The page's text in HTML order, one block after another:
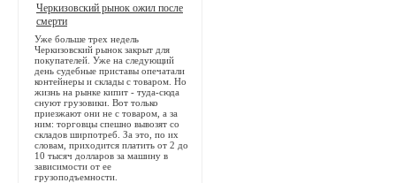
Черкизовский рынок ожил после
смерти
Уже больше трех недель
Черкизовский рынок закрыт для
покупателей. Уже на следующий
день судебные приставы опечатали
контейнеры и склады с товаром. Но
жизнь на рынке кипит - туда-сюда
снуют грузовики. Вот только
приезжают они не с товаром, а за
ним: торговцы спешно вывозят со
складов ширпотреб. За это, по их
словам, приходится платить от 2 до
10 тысяч долларов за машину в
зависимости от ее
грузоподъемности.